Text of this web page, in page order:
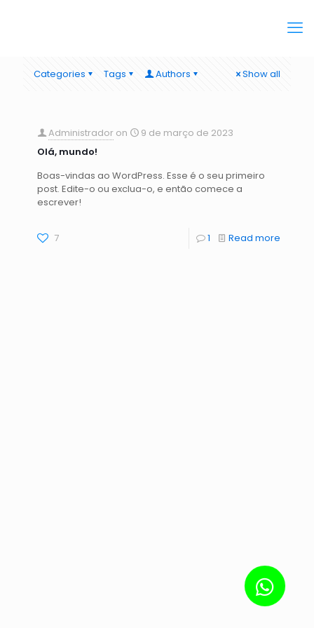
Categories Tags Authors Show all
Administrador on
9 de março de 2023
Olá, mundo!
Boas-vindas ao WordPress. Esse é o seu primeiro
post. Edite-o ou exclua-o, e então comece a
escrever!
7 1 Read more